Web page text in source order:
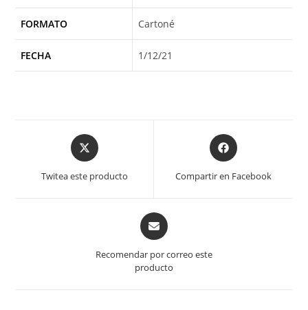
FORMATO Cartoné
FECHA 1/12/21
Opens
in
new
Twitea este producto
Opens
in
a
new
Compartir en Facebook
Opens
in
new
Recomendar por correo este
producto